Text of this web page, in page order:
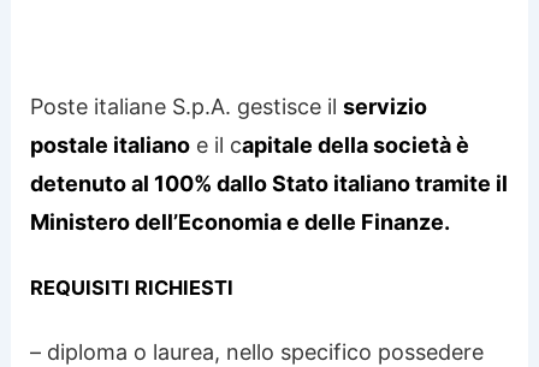
Poste italiane S.p.A. gestisce ilservizio
postale italiano e il capitale della società è
detenuto al 100% dallo Stato italiano tramite il
Ministero dell’Economia e delle Finanze.
REQUISITI RICHIESTI
– diploma o laurea, nello specifico possedere